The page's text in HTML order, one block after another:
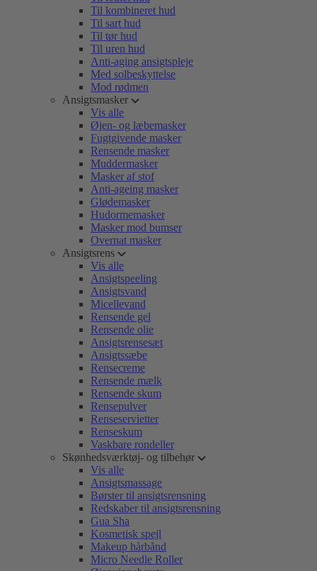
Til kombineret hud
Til sart hud
Til tør hud
Til uren hud
Anti-aging ansigtspleje
Med solbeskyttelse
Mod rødmen
Ansigtsmasker
Vis alle
Øjen- og læbemasker
Fugtgivende masker
Rensende masker
Muddermasker
Masker af stof
Anti-ageing masker
Glødemasker
Hudormemasker
Masker mod bumser
Overnat masker
Ansigtsrens
Vis alle
Ansigtspeeling
Ansigtsvand
Micellevand
Rensende gel
Rensende olie
Ansigtsrensesæt
Ansigtssæbe
Rensecreme
Rensende mælk
Rensende skum
Rensepulver
Renseservietter
Renseskum
Vaskbare rondeller
Skønhedsværktøj- og tilbehør
Vis alle
Ansigtsmassage
Børster til ansigtsrensning
Redskaber til ansigtsrensning
Gua Sha
Kosmetisk spejl
Makeup hårbånd
Micro Needle Roller